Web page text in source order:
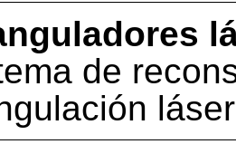
de
láser